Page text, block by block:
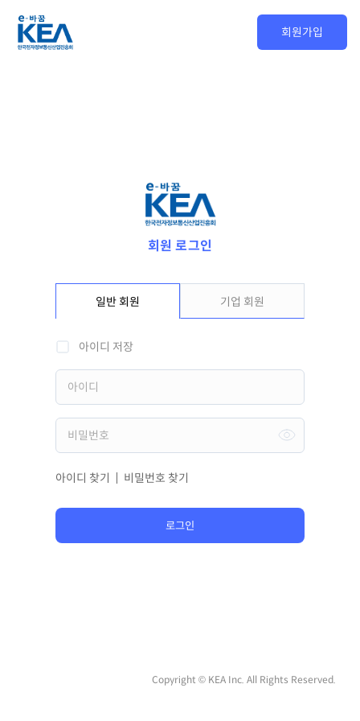
회원가입
회원 로그인
일반 회원 기업 회원
아이디 저장
아이디 찾기 비밀번호 찾기
로그인
Copyright © KEA Inc. All Rights Reserved.